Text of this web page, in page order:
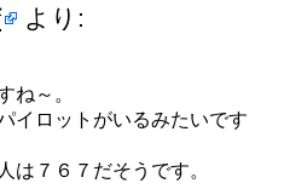
より:
ね～。
イロットがいるみたいです
は７６７だそうです。